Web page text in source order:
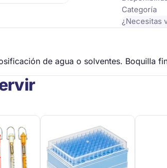
Categoría
¿Necesitas
de agua o solventes. Boquilla